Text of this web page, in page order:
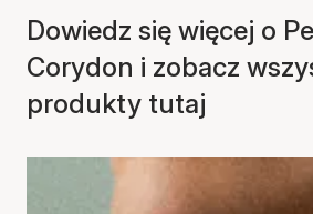
Dowiedz się więcej o
Corydon i zobacz
produkty tutaj